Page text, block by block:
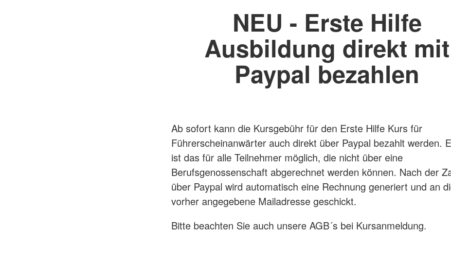
NEU - Erste Hilfe
Ausbildung direkt mit
Paypal bezahlen
Ab sofort kann die Kursgebühr für den Erste Hilfe Kurs für
Führerscheinanwärter auch direkt über Paypal bezahlt werden.
ist das für alle Teilnehmer möglich, die nicht über eine
Berufsgenossenschaft abgerechnet werden können. Nach der
über Paypal wird automatisch eine Rechnung generiert und an
vorher angegebene Mailadresse geschickt.
Bitte beachten Sie auch unsere AGB´s bei Kursanmeldung.